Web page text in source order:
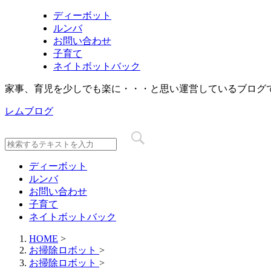
ディーボット
ルンバ
お問い合わせ
子育て
ネイトボットバック
家事、育児を少しでも楽に・・・と思い運営しているブログ
レムブログ
ディーボット
ルンバ
お問い合わせ
子育て
ネイトボットバック
HOME >
お掃除ロボット >
お掃除ロボット >